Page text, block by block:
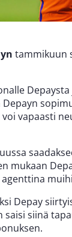
tammikuun
vapaasti
mukaan
Depay
siinä